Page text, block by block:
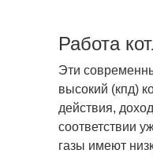
Работа
Эти
высокий (кпд)
действия,
соответствии
газы имеют